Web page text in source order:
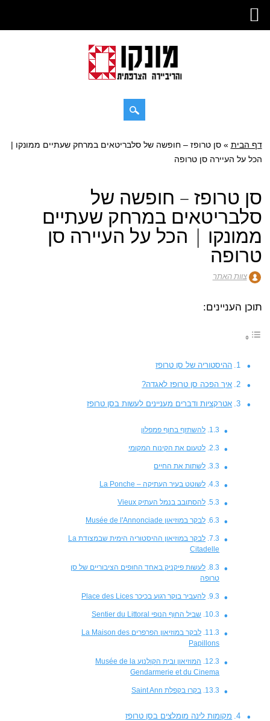
תפריט ראשי
דילוג
לתוכן
דף הבית »סן טרופז – חופשה של סלבריטאים במרחק שעתיים ממונקו |
הכל על העיירה סן טרופה
סן טרופז – חופשה של
סלבריטאים במרחק שעתיים
ממונקו | הכל על העיירה סן
טרופה
צוות האתר
תוכן העניינים:
ההיסטוריה של סן טרופז
איך הפכה סן טרופז לאגדה?
אטרקציות ודברים מעניינים לעשות בסן טרופז
להשתזף בחוף פמפלון
לטעום את הקינוח המקומי
לשתות את החיים
לשוטט בעיר העתיקה – La Ponche
להסתובב בנמל העתיק Vieux
לבקר במוזיאון Musée de l'Annonciade
לבקר במוזיאון ההיסטוריה הימית שבמצודת La
Citadelle
לעשות פיקניק באחד החופים הציבוריים של סן
טרופה
להעביר בוקר רגוע בכיכר Place des Lices
שביל החוף הנופי Sentier du Littoral
לבקר במוזיאון הפרפרים La Maison des
Papillons
המוזיאון ובית הקולנוע Musée de la
Gendarmerie et du Cinema
בקרו בקפלת Saint Ann
מקומות לינה מומלצים בסן טרופז